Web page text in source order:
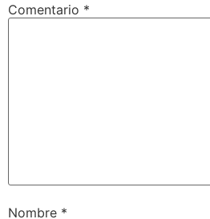
Comentario *
Nombre *